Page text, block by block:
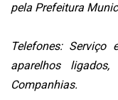
pela Prefeitura
Telefones: Serviço
aparelhos
Companhias.